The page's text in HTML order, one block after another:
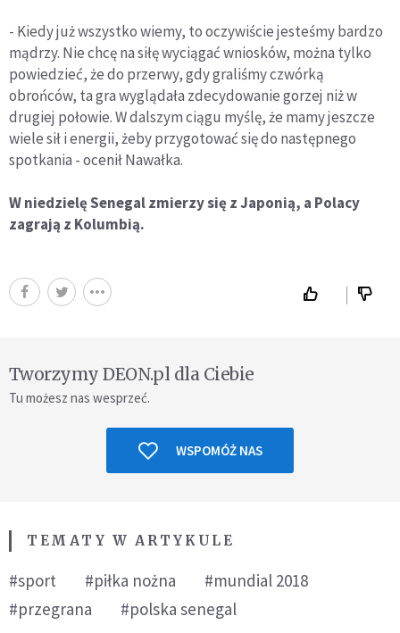
- Kiedy już wszystko wiemy, to oczywiście jesteśmy bardzo
mądrzy. Nie chcę na siłę wyciągać wniosków, można tylko
powiedzieć, że do przerwy, gdy graliśmy czwórką
obrońców, ta gra wyglądała zdecydowanie gorzej niż w
drugiej połowie. W dalszym ciągu myślę, że mamy jeszcze
wiele sił i energii, żeby przygotować się do następnego
spotkania - ocenił Nawałka.
W niedzielę Senegal zmierzy się z Japonią, a Polacy
zagrają z Kolumbią.
Tworzymy DEON.pl dla Ciebie
Tu możesz nas wesprzeć.
WSPOMÓŻ NAS
TEMATY W ARTYKULE
#sport #piłka nożna
#mundial 2018
#przegrana
#polska senegal